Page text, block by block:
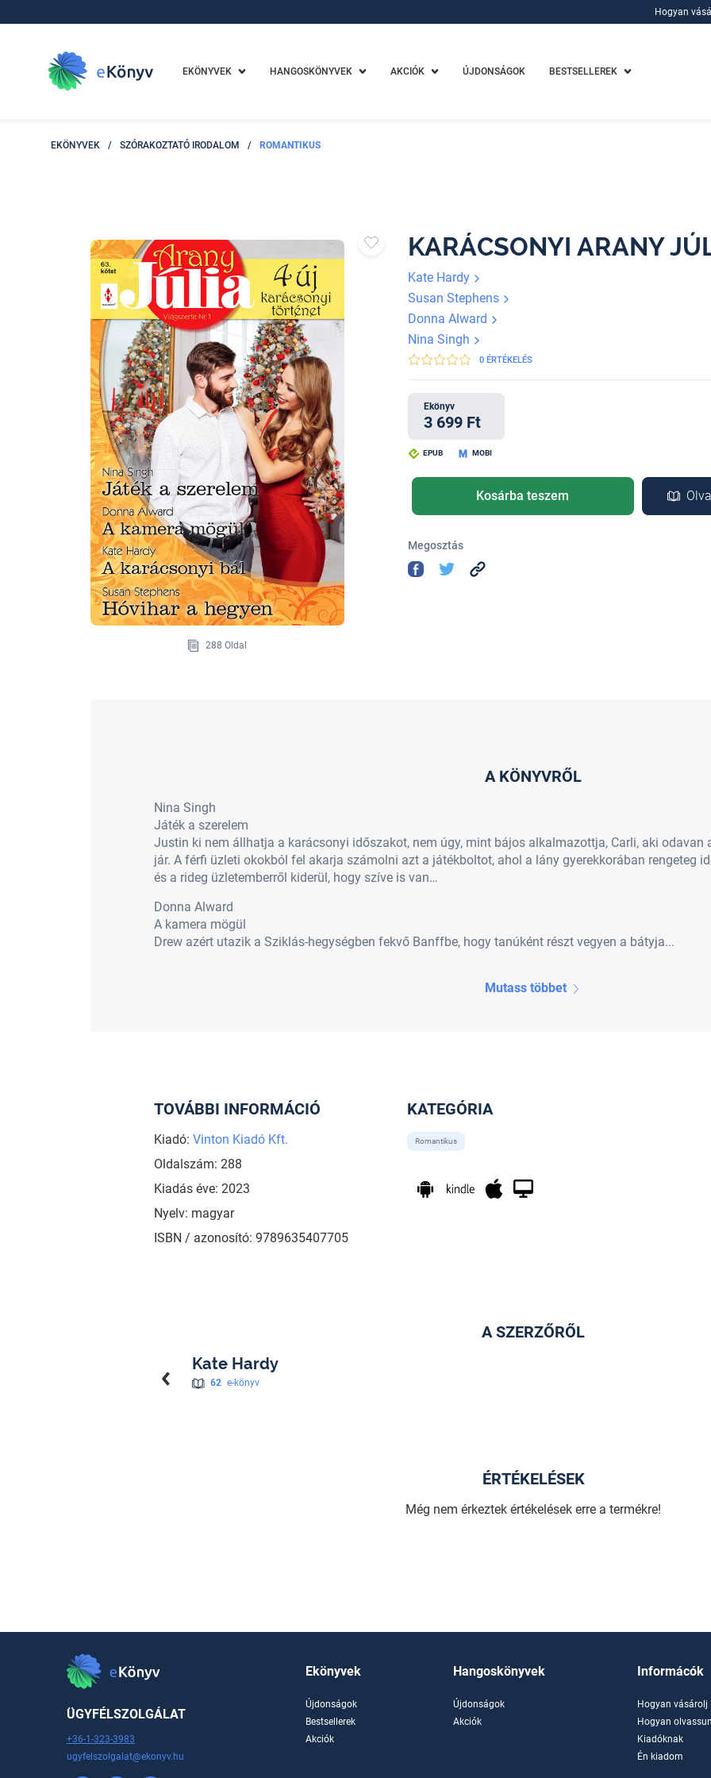
Hogyan
EKÖNYVEK HANGOSKÖNYVEK AKCIÓK ÚJDONSÁGOK BESTSELLEREK
EKÖNYVEK / SZÓRAKOZTATÓ IRODALOM / ROMANTIKUS
288 Oldal
KARÁCSONYI ARANY
Kate Hardy
Susan Stephens
Donna Alward
Nina Singh
0 ÉRTÉKELÉS
Ekönyv
3 699 Ft
EPUB MOBI
Kosárba teszem
Megosztás
A KÖNYVRŐL
Nina Singh
Játék a szerelem
Justin ki nem állhatja a karácsonyi időszakot, nem úgy, mint bájos alkalmazottja, Carli, aki odavan
jár. A férfi üzleti okokból fel akarja számolni azt a játékboltot, ahol a lány gyerekkorában rengeteg
és a rideg üzletemberről kiderül, hogy szíve is van…
Donna Alward
A kamera mögül
Drew azért utazik a Sziklás-hegységben fekvő Banffbe, hogy tanúként részt vegyen a bátyja...
Mutass többet
TOVÁBBI INFORMÁCIÓ
Kiadó: Vinton Kiadó Kft.
Oldalszám: 288
Kiadás éve: 2023
Nyelv: magyar
ISBN / azonosító: 9789635407705
KATEGÓRIA
Romantikus
A SZERZŐRŐL
Kate Hardy
62 e-könyv
ÉRTÉKELÉSEK
Még nem érkeztek értékelések erre a termékre!
ÜGYFÉLSZOLGÁLAT
+36-1-323-3983
ugyfelszolgalat@ekonyv.hu
Ekönyvek
Újdonságok
Bestsellerek
Akciók
Hangoskönyvek
Újdonságok
Akciók
Informácók
Hogyan vásárolj
Hogyan
Kiadóknak
Én kiadom